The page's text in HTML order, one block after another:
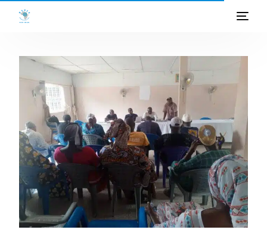
ACCUEIL
A PROPOS
PROGRAMMES
PROJETS
ACTIVITES
PUBLICATIONS